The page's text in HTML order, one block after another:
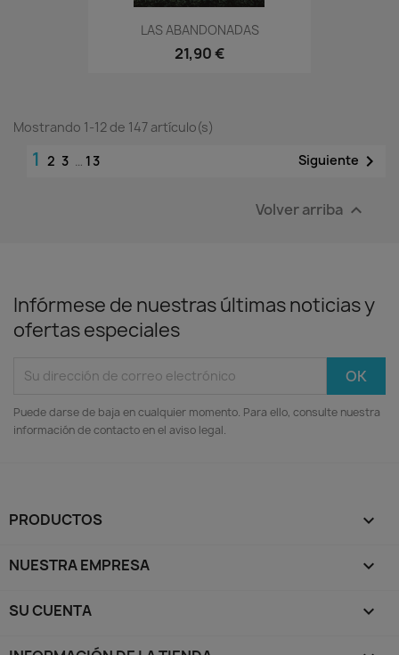
LAS ABANDONADAS
21,90 €
Mostrando 1-12 de 147 artículo(s)
1 2 3 13 Siguiente 
Volver arriba 
Infórmese de nuestras últimas noticias y
ofertas especiales
Puede darse de baja en cualquier momento. Para ello, consulte nuestra
información de contacto en el aviso legal.
PRODUCTOS 
NUESTRA EMPRESA 
SU CUENTA 